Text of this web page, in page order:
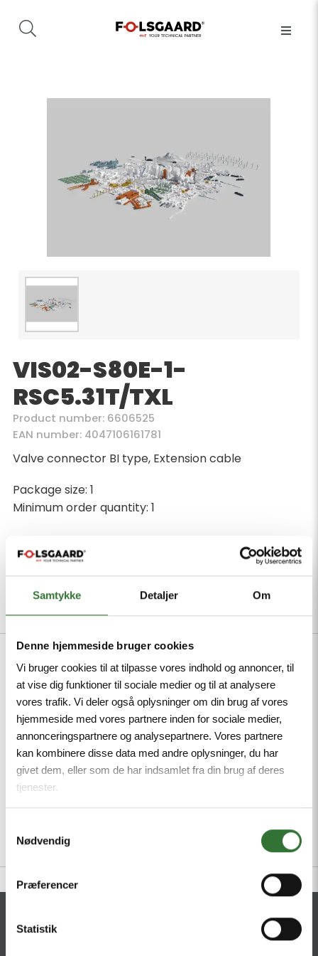
Samtykke Detaljer Om
Denne hjemmeside bruger cookies
Vi bruger cookies til at tilpasse vores indhold og annoncer, til
at vise dig funktioner til sociale medier og til at analysere
vores trafik. Vi deler også oplysninger om din brug af vores
hjemmeside med vores partnere inden for sociale medier,
annonceringspartnere og analysepartnere. Vores partnere
kan kombinere disse data med andre oplysninger, du har
givet dem, eller som de har indsamlet fra din brug af deres
tjenester.
Nødvendig
Præferencer
Statistik
VIS02-S80E-1-
RSC5.31T/TXL
Product number: 6606525
EAN number: 4047106161781
Valve connector BI type, Extension cable
Package size: 1
Minimum order quantity: 1
Description Files
Valve connector BI type, Extension cable, 2-pin
+ PE, Design according to the DIN EN 175301-
803, RoHS-compliant, Protection class: IP65,
IP67, IP68, Protective component: Transil
diode, Sheath material: PUR, Sheath color:
black, Qualified for drag chain use, Resistant to
weld splatter, Resistant to chemicals and oils,
UV and ozone resistance, Flame retardant,
Free from halogen, silicone, PVC and LABS,
Cable length 1 m, M12 male, straight, 2-pin + PE
CONTACT